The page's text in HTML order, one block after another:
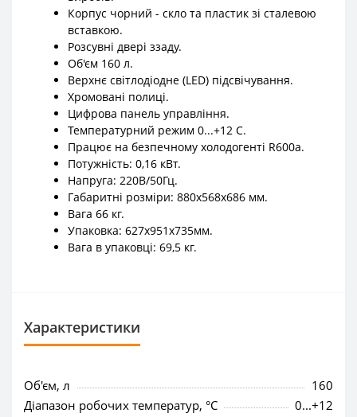
Корпус чорний - скло та пластик зі сталевою
вставкою.
Розсувні двері ззаду.
Об'єм 160 л.
Верхнє світлодіодне (LED) підсвічування.
Хромовані полиці.
Цифрова панель управління.
Температурний режим 0...+12 C.
Працює на безпечному холодогенті R600a.
Потужність: 0,16 кВт.
Напруга: 220В/50Гц.
Габаритні розміри: 880x568x686 мм.
Вага 66 кг.
Упаковка: 627х951х735мм.
Вага в упаковці: 69,5 кг.
Характеристики
Об'єм, л
160
Діапазон робочих температур, °C
0...+12